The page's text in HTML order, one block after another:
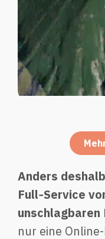
Anders
Full‑Service
unschlagbaren
nur eine